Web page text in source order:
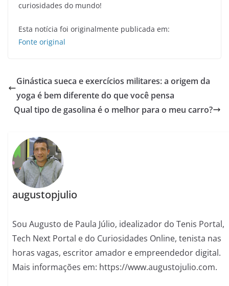
curiosidades do mundo!
Esta notícia foi originalmente publicada em:
Fonte original
Ginástica sueca e exercícios militares: a origem da
yoga é bem diferente do que você pensa
Qual tipo de gasolina é o melhor para o meu carro?
augustopjulio
Sou Augusto de Paula Júlio, idealizador do Tenis Portal,
Tech Next Portal e do Curiosidades Online, tenista nas
horas vagas, escritor amador e empreendedor digital.
Mais informações em: https://www.augustojulio.com.